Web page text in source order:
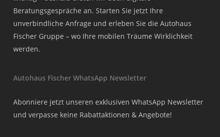
Beratungsgespräche an. Starten Sie jetzt Ihre
unverbindliche Anfrage und erleben Sie die Autohaus
Fischer Gruppe – wo Ihre mobilen Träume Wirklichkeit
werden.
Autohaus Fischer WhatsApp Newsletter
Abonniere jetzt unseren exklusiven WhatsApp Newsletter
und verpasse keine Rabattaktionen & Angebote!